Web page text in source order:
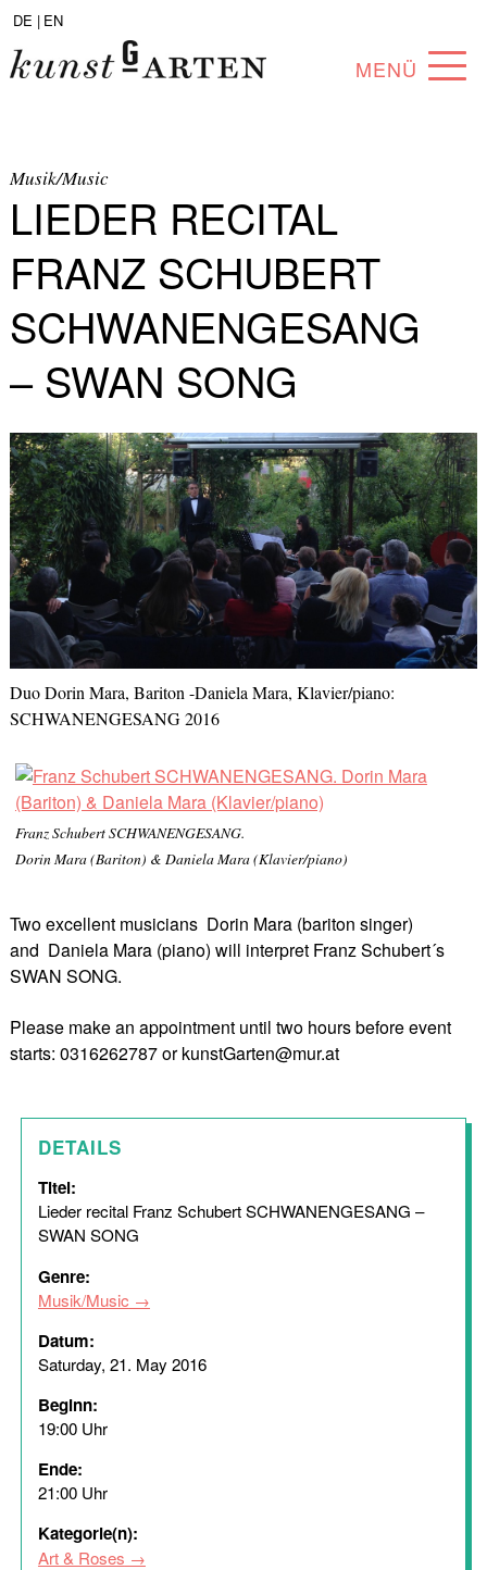
DE | EN
MENÜ
COLLECTION
ARTISTS
PARTNERS
ANGEBOTE
Musik/Music
LIEDER RECITAL
FRANZ SCHUBERT
SCHWANENGESANG
– SWAN SONG
Duo Dorin Mara, Bariton -Daniela Mara, Klavier/piano:
SCHWANENGESANG 2016
Franz Schubert SCHWANENGESANG.
Dorin Mara (Bariton) & Daniela Mara (Klavier/piano)
Two excellent musicians Dorin Mara (bariton singer)
and Daniela Mara (piano) will interpret Franz Schubert´s
SWAN SONG.
Please make an appointment until two hours before event
starts: 0316262787 or kunstGarten@mur.at
DETAILS
Titel:
Lieder recital Franz Schubert SCHWANENGESANG –
SWAN SONG
Genre:
Musik/Music
Datum:
Saturday, 21. May 2016
Beginn:
19:00 Uhr
Ende:
21:00 Uhr
Kategorie(n):
Art & Roses